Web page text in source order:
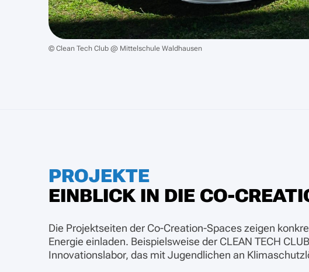
© Clean Tech Club @ Mittelschule Waldhausen
PROJEKTE
EINBLICK IN DIE CO-
Die Projektseiten der Co-Creation-Spaces zeigen
Energie einladen. Beispielsweise der CLEAN TECH
Innovationslabor, das mit Jugendlichen an